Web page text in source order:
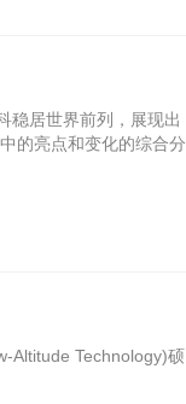
稳居世界前列，展现出
的亮点和变化的综合分
Altitude Technology)硕